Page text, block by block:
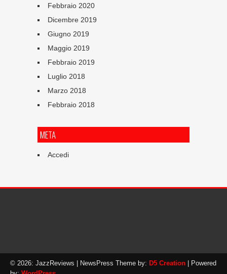
Febbraio 2020
Dicembre 2019
Giugno 2019
Maggio 2019
Febbraio 2019
Luglio 2018
Marzo 2018
Febbraio 2018
META
Accedi
© 2026: JazzReviews | NewsPress Theme by: D5 Creation | Powered